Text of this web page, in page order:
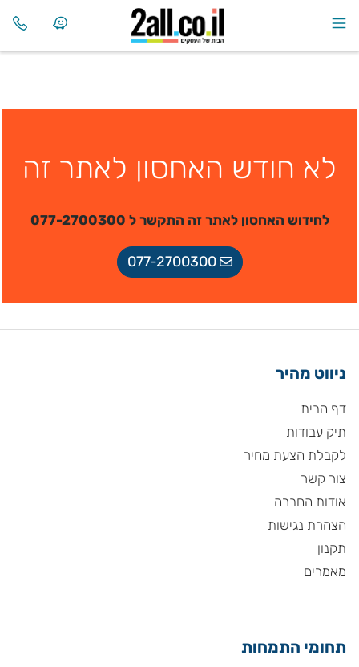
לא חודש האחסון לאתר זה
לחידוש האחסון לאתר זה התקשר ל 077-2700300
077-2700300
ניווט מהיר
דף הבית
תיק עבודות
לקבלת הצעת מחיר
צור קשר
אודות החברה
הצהרת נגישות
תקנון
מאמרים
תחומי התמחות